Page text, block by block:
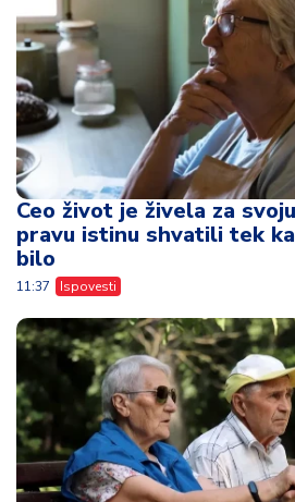
Ceo život je živela za
pravu istinu shvatili tek
bilo
11:37 Ispovesti